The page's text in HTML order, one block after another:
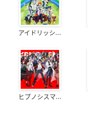
アイドリッシ...
ヒプノシスマ...